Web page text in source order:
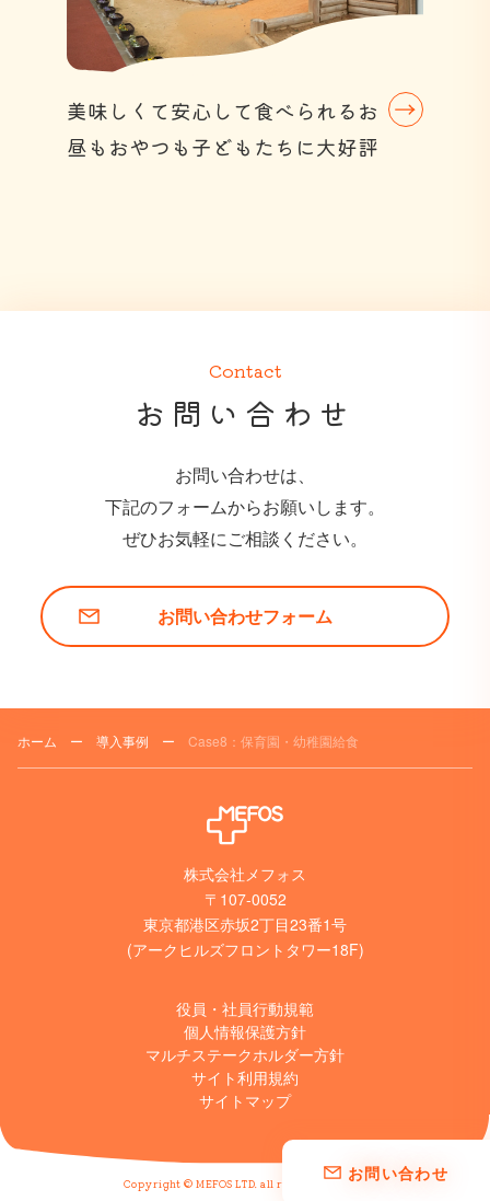
お問い合わせ
美味しくて安心して食べられるお
昼もおやつも子どもたちに大好評
Contact
お問い合わせ
お問い合わせは、
下記のフォームからお願いします。
ぜひお気軽にご相談ください。
お問い合わせフォーム
ホーム ー 導入事例 ー Case8：保育園・幼稚園給食
株式会社メフォス
〒107-0052
東京都港区赤坂2丁目23番1号
(アークヒルズフロントタワー18F)
役員・社員行動規範
個人情報保護方針
マルチステークホルダー方針
サイト利用規約
サイトマップ
Copyright © MEFOS LTD. all rights reserved.